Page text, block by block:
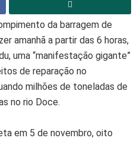
da barragem de
amanhã a partir das 6 horas,
uma “manifestação gigante”
de reparação no
milhões de toneladas de
no rio Doce.
em 5 de novembro, oito